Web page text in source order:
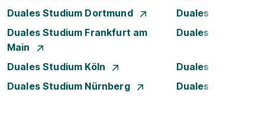
Duales Studium Dortmund
Duales Studium
Duales Studium Frankfurt am
Main
Duales Studium
Duales Studium Köln
Duales Studium
Duales Studium Nürnberg
Duales Studium